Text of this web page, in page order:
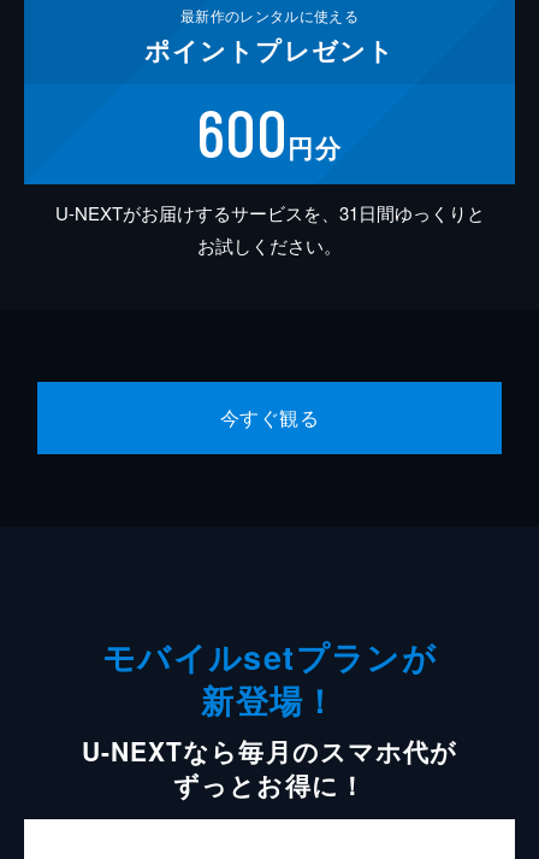
最新作のレンタルに使える
ポイント プレゼント
600円分
U-NEXTがお届けするサービスを、31日間ゆっくりと
お試しください。
今すぐ観る
モバイルsetプランが
新登場！
U-NEXTなら毎月のスマホ代が
ずっとお得に！